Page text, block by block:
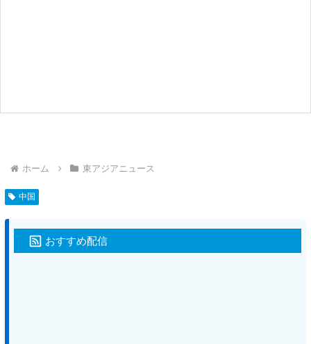
ホーム 東アジアニュース
中国
おすすめ配信